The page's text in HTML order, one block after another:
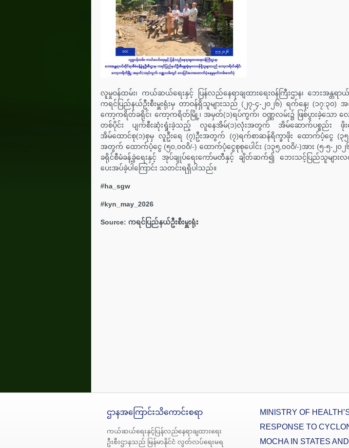
လူမှုဝန်ထမ်း၊ ကယ်ဆယ်ရေးနှင့် ပြန်လည်နေရာချထားရေးဝန်ကြီးဌာန၊ ဘေးအန္တရာယ်
ကရင်ပြည်နယ်ဦးစီးမှူးရုံးမှ တာဝန်ရှိသူများသည် (၂၇-၄-၂၀၂၆) ရက်နေ့၊ (၁၇:၃၀)
ကော့ကရိတ်ခရိုင်၊ ကော့ကရိတ်မြို့၊ အမှတ်(၁)ရပ်ကွက်၊ ဝဏ္ဏလမ်း၌ ဖြစ်ပွားခဲ့သော လ
တစ်ပိုင်း ပျက်စီးဆုံးရှုံးခဲ့သည့် လူနေအိမ်(၁)လုံးအတွက် အိမ်ဆောက်ပစ္စည်း ဖိုးထ
အိမ်ထောင်စု(၁)စုမှ လူဦးရေ (၇)ဦးအတွက် (၇)ရက်စာဆန်ရိက္ခာဖိုး ထောက်ပံ့ငွေ (၃၅
အတွက် ထောက်ပံ့ငွေ (၅၀,၀၀ဝိ/-) ထောက်ပံ့ငွေစုစုပေါင်း (၁၃၅,၀၀ဝိ/-)အား (၅-၅-
ခရိုင်စီမံခန့်ခွဲရေးနှင့် အုပ်ချုပ်ရေးကော်မတီနှင့် ချိတ်ဆက်၍ ဘေးသင့်ပြည်သူမျ
ပေးအပ်ခဲ့ပါကြောင်း သတင်းရရှိပါသည်။
#ha_sgw
#‌kyn_may_2026
Source: ကရင်ပြည်နယ်ဦးစီးမှူးရုံး
ဌာနအကြောင်းသိကောင်းစရာ
ကယ်ဆယ်ရေးနှင့်ပြန်လည်နေရာချထားရေး
ဦးစီးဌာနသည် မြန်မာနိုင်ငံ လွတ်လပ်ရေးမရ
MINISTRY OF
RESPONSE TO
MOCHA IN STATES AND